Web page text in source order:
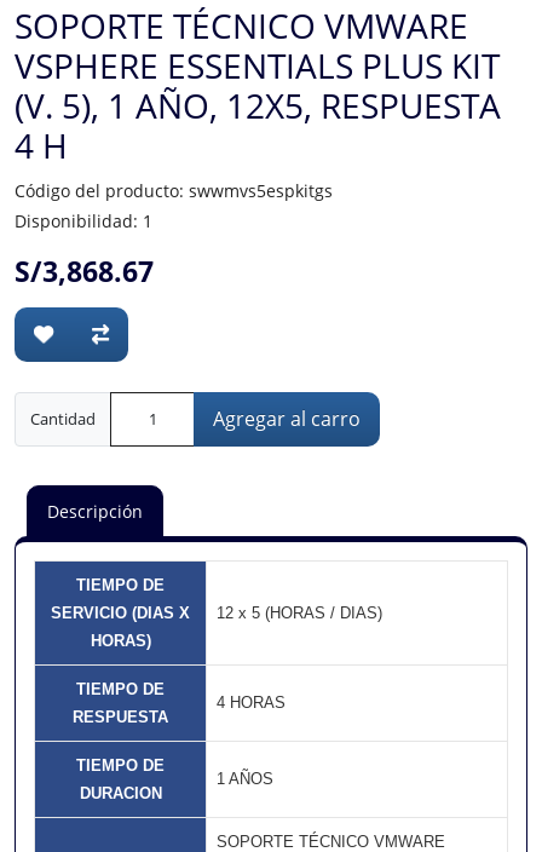
SOPORTE TÉCNICO VMWARE
VSPHERE ESSENTIALS PLUS KIT
(V. 5), 1 AÑO, 12X5, RESPUESTA
4 H
Código del producto: swwmvs5espkitgs
Disponibilidad: 1
S/3,868.67
Cantidad Agregar al carro
Descripción
TIEMPO DE
SERVICIO (DIAS X
HORAS)
12 x 5 (HORAS / DIAS)
TIEMPO DE
RESPUESTA
4 HORAS
TIEMPO DE
DURACION
1 AÑOS
SOPORTE TÉCNICO VMWARE